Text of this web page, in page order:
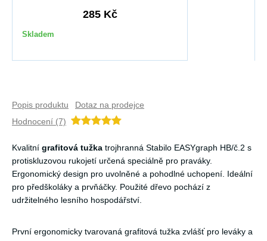
285 Kč
Skladem
Popis produktu
Dotaz na prodejce
Hodnocení (7)
Kvalitní grafitová tužka trojhranná Stabilo EASYgraph HB/č.2 s
protiskluzovou rukojetí určená speciálně pro praváky.
Ergonomický design pro uvolněné a pohodlné uchopení. Ideální
pro předškoláky a prvňáčky. Použité dřevo pochází z
udržitelného lesního hospodářství.
První ergonomicky tvarovaná grafitová tužka zvlášť pro leváky a